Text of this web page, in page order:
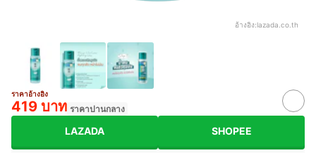
อ้างอิง:lazada.co.th
ราคาอ้างอิง
419 บาท ราคาปานกลาง
LAZADA SHOPEE